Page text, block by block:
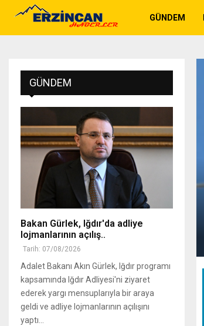
GÜNDEM
GÜNDEM
Bakan Gürlek, Iğdır'da adliye
lojmanlarının açılış..
Tarih: 07/08/2026
Adalet Bakanı Akın Gürlek, Iğdır programı
kapsamında Iğdır Adliyesi'ni ziyaret
ederek yargı mensuplarıyla bir araya
geldi ve adliye lojmanlarının açılışını
yaptı...